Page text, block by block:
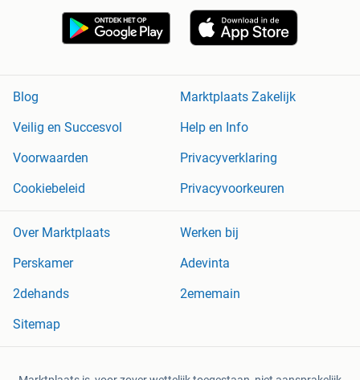
Blog
Marktplaats Zakelijk
Veilig en Succesvol
Help en Info
Voorwaarden
Privacyverklaring
Cookiebeleid
Privacyvoorkeuren
Over Marktplaats
Werken bij
Perskamer
Adevinta
2dehands
2ememain
Sitemap